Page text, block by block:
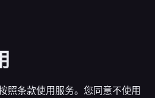
照条款使用服务。您同意不使用